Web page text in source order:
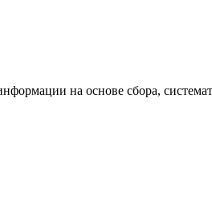
на основе сбора,